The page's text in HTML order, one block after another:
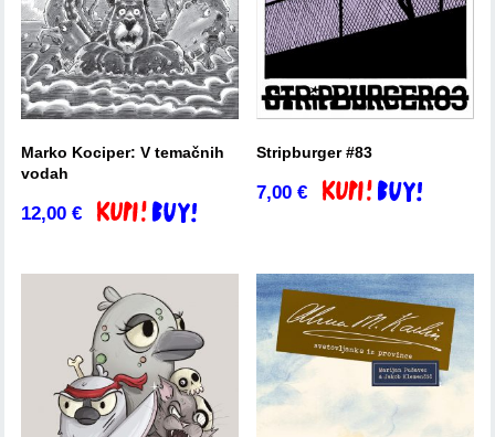
Marko Kociper: V temačnih
vodah
12,00€ Dodaj v košarico
Stripburger #83
7,00€ Dodaj v košarico